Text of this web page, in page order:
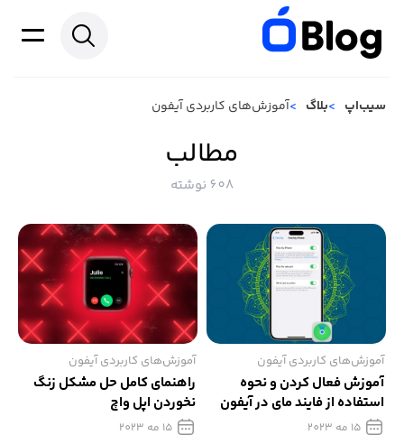
سیب‌اپ بلاگ آموزش‌های کاربردی آیفون
مطالب
608 نوشته
آموزش‌های کاربردی آیفون
آموزش فعال کردن و نحوه
استفاده از فایند مای در آیفون
15 مه 2023
آموزش‌های کاربردی آیفون
راهنمای کامل حل مشکل زنگ
نخوردن اپل واچ
15 مه 2023